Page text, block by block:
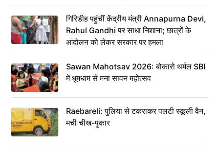
गिरिडीह पहुंचीं केंद्रीय मंत्री Annapurna Devi,
Rahul Gandhi पर साधा निशाना; छात्रों के
आंदोलन को लेकर सरकार पर हमला
Sawan Mahotsav 2026: बोकारो थर्मल SBI
में धूमधाम से मना सावन महोत्सव
Raebareli: पुलिया से टकराकर पलटी स्कूली वैन,
मची चीख-पुकार